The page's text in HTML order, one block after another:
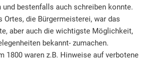
und bestenfalls auch schreiben konnte.
Ortes, die Bürgermeisterei, war das
aber auch die wichtigste Möglichkeit,
bekannt- zumachen.
1800 waren z.B. Hinweise auf verbotene